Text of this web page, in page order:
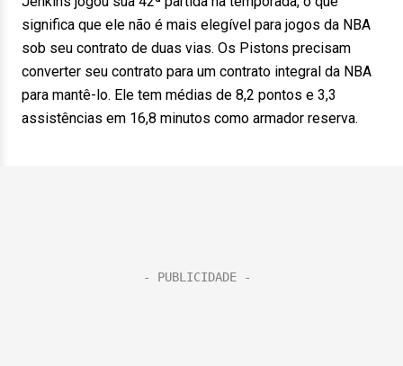
significa que ele não é mais elegível para jogos da NBA
sob seu contrato de duas vias. Os Pistons precisam
converter seu contrato para um contrato integral da NBA
para mantê-lo. Ele tem médias de 8,2 pontos e 3,3
assistências em 16,8 minutos como armador reserva.